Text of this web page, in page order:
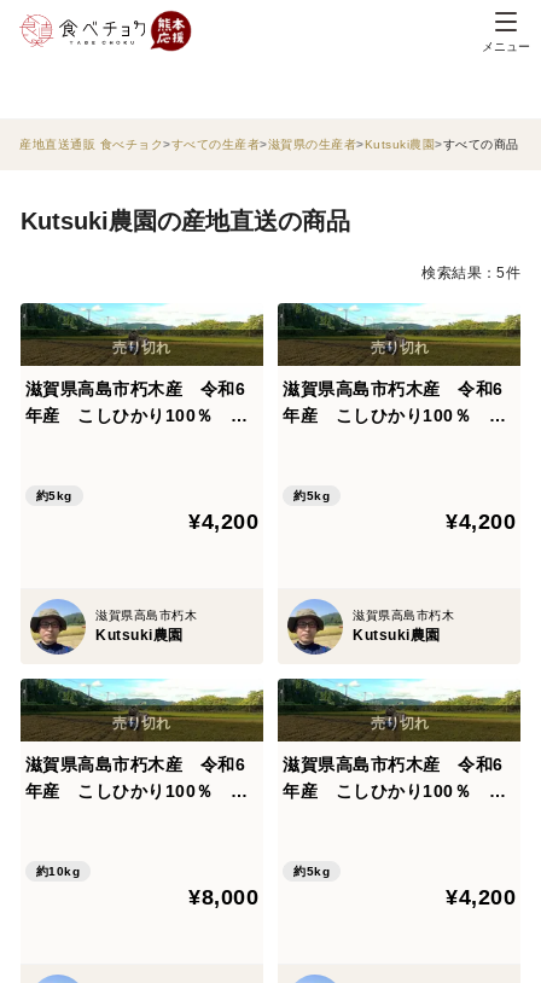
メニュー
産地直送通販 食べチョク すべての生産者 滋賀県の生産者 Kutsuki農園 すべての商品
Kutsuki農園の産地直送の商品
検索結果：5件
滋賀県高島市朽木産 令和6
年産 こしひかり100％ 5
約5kg
¥4,200
滋賀県高島市朽木
Kutsuki農園
滋賀県高島市朽木産 令和6
年産 こしひかり100％ 5
約5kg
¥4,200
滋賀県高島市朽木
Kutsuki農園
滋賀県高島市朽木産 令和6
年産 こしひかり100％ 10
約10kg
¥8,000
滋賀県高島市朽木産 令和6
年産 こしひかり100％ 5
約5kg
¥4,200